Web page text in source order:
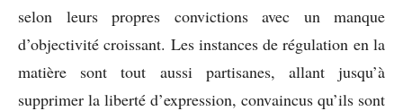
selon leurs propres convictions avec un manque
d’objectivité croissant. Les instances de régulation en la
matière sont tout aussi partisanes, allant jusqu’à
supprimer la liberté d’expression, convaincus qu’ils sont